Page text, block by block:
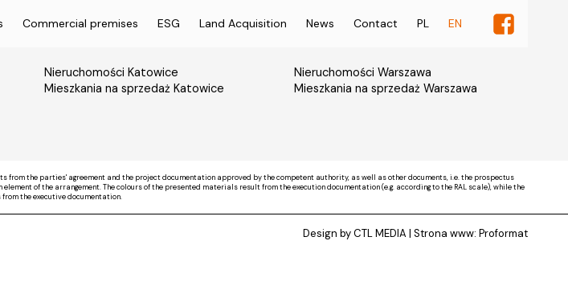
Commercial premises ESG Land Acquisition News Contact PL EN
Nieruchomości Katowice
Mieszkania na sprzedaż Katowice
Nieruchomości Warszawa
Mieszkania na sprzedaż Warszawa
the parties' agreement and the project documentation approved by the competent authority, as well as other documents, i.e. the prospectus
of the arrangement. The colours of the presented materials result from the execution documentation (e.g. according to the RAL scale), while the
the executive documentation.
Design by CTL MEDIA | Strona www: Proformat